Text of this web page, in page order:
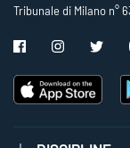
Tribunale di Milano n°